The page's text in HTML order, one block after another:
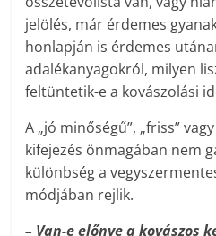
jelölés, már érdemes
honlapján is érdemes
adalékanyagokról, milyen
feltüntetik-e a kovászolási
A „jó minőségű”, „friss”
kifejezés önmagában nem
különbség a
módjában rejlik.
– Van-e előnye a kovászos